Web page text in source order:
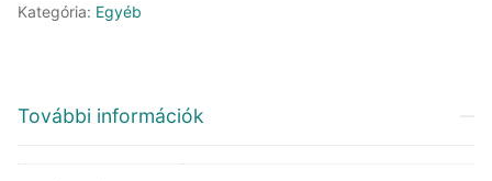
Kategória: Egyéb
További információk